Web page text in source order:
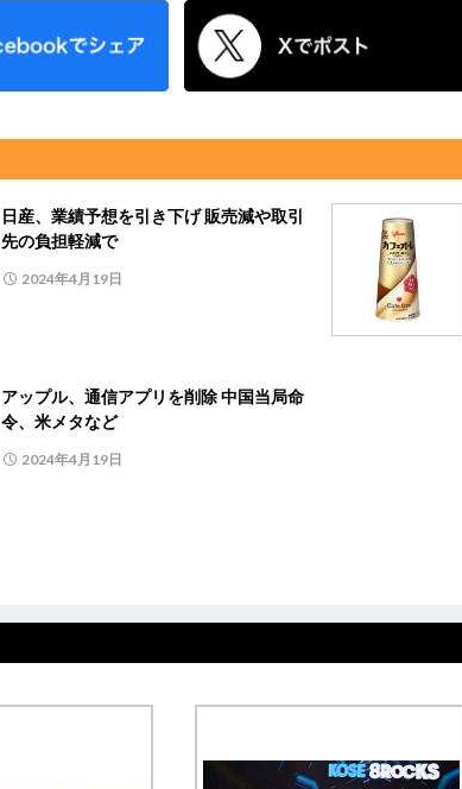
日産、業績予想を引き下げ 販売減や取引
先の負担軽減で
2024年4月19日
アップル、通信アプリを削除 中国当局命
令、米メタなど
2024年4月19日